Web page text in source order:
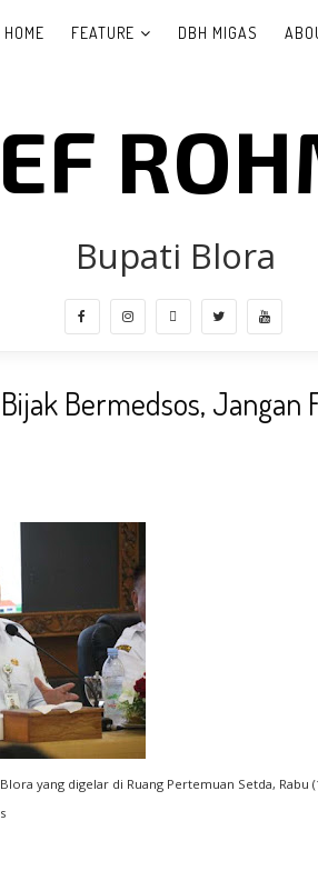
HOME FEATURE DBH MIGAS
Bupati Blora
Bermedsos, Jangan
yang digelar di Ruang Pertemuan Setda, Rabu